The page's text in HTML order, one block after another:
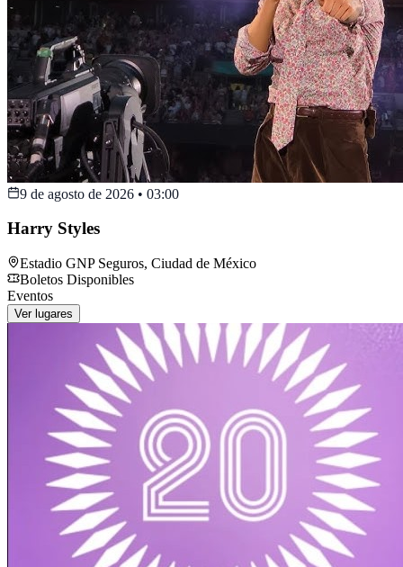
9 de agosto de 2026 • 03:00
Harry Styles
Estadio GNP Seguros, Ciudad de México
Boletos Disponibles
Eventos
Ver lugares